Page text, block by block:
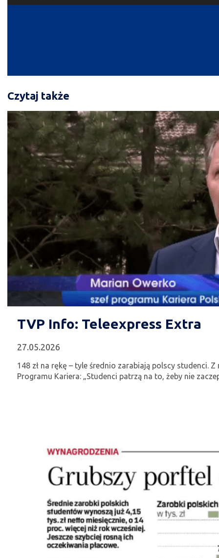
Czytaj także
TVP Info: Teleexpress Extra
27.05.2026
148 zł na rękę – tyle średnio zarabiają polscy studenci.
Programu Kariera: „Studenci patrzą na to, żeby nie